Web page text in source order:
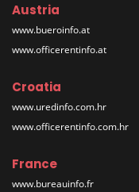
Austria
www.bueroinfo.at
www.officerentinfo.at
Croatia
www.uredinfo.com.hr
www.officerentinfo.com.hr
France
www.bureauinfo.fr